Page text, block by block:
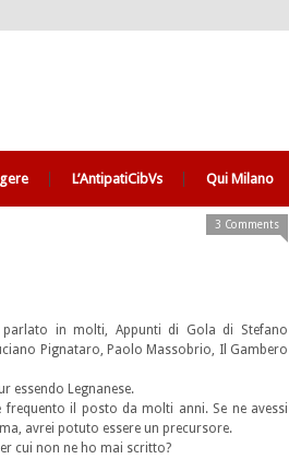
L’AntipatiCibVs Qui Milano
3 Comments
parlato in molti, Appunti di Gola di Stefano
Pignataro, Paolo Massobrio, Il Gambero
essendo Legnanese.
frequento il posto da molti anni. Se ne avessi
avrei potuto essere un precursore.
cui non ne ho mai scritto?